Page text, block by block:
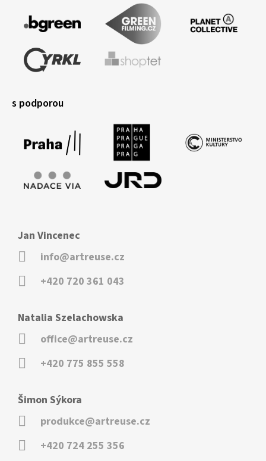
s podporou
Jan Vincenec
info@artreuse.cz
+420 720 361 043
Natalia Szelachowska
office@artreuse.cz
+420 775 855 558
Šimon Sýkora
produkce@artreuse.cz
+420 724 255 356